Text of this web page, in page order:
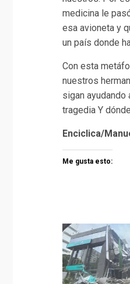
medicina le
esa avioneta y
un país donde
Con esta
nuestros
sigan
tragedia Y
Enciclica/
Me gusta esto: